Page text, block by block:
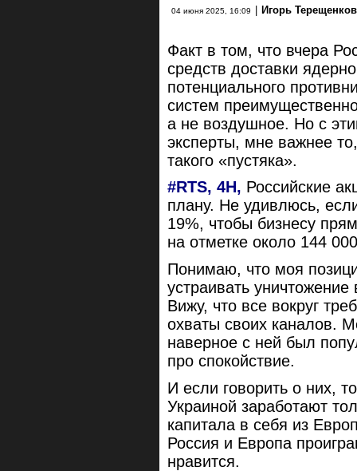
04 июня 2025, 16:09 Игорь Терещенков
Факт в том, что вчера
средств доставки
потенциального
систем
а не воздушное. Но с
эксперты, мне важнее
такого «пустяка».
#RTS, 4H, Российские
плану. Не удивлюсь,
19%, чтобы бизнесу
на отметке около 144
Понимаю, что моя
устраивать
Вижу, что все вокруг
охваты своих каналов.
наверное с ней был
про спокойствие.
И если говорить о них,
Украиной заработают
капитала в себя из
Россия и Европа
нравится.